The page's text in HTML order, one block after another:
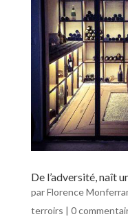
De l’adversité, naît
parFlorence
terroirs | 0